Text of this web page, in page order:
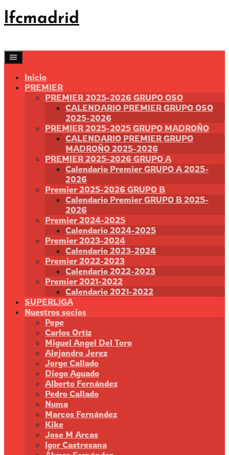
Saltar
al
lfcmadrid
Inicio
PREMIER
PREMIER 2025-2026 GRUPO OSO
CALENDARIO PREMIER GRUPO OSO
2025-2026
PREMIER 2025-2025 GRUPO MADROÑO
CALENDARIO PREMIER GRUPO
MADROÑO 2025-2026
PREMIER 2025-2026 GRUPO A
Calendario Premier GRUPO A 2025-
2026
Premier 2025-2026 GRUPO B
Calendario Premier GRUPO B 2025-
2026
Premier 2024-2025
Calendario 2024-2025
Premier 2023-2024
Calendario 2023-2024
Premier 2022-2023
Calendario 2022-2023
Premier 2021-2022
Calendario 2021-2022
SUPERLIGA
Nuestros socios
Pepe
Carlos Ortíz
Miguel Angel Del Toro
Alejandro Jerez
Jorge Callado
Diego Aguado
Alberto Fernández
Pedro Callado
Numa
Marcos Fernández
Kike
Jose M Arcas
Igor Castresana